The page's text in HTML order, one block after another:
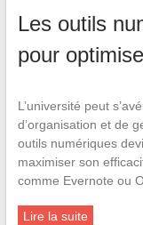
Les outils
pour
L’université peut
d’organisation et de
outils numériques
maximiser son
comme Evernote ou
Lire la suite